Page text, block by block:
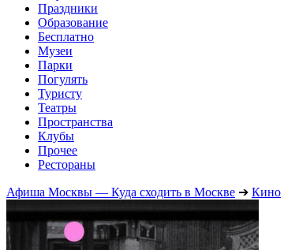
Праздники
Образование
Бесплатно
Музеи
Парки
Погулять
Туристу
Театры
Пространства
Клубы
Прочее
Рестораны
Афиша Москвы — Куда сходить в Москве ➔ Кино